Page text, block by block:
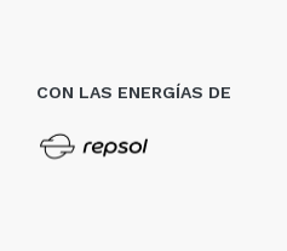
CON LAS ENERGÍAS DE